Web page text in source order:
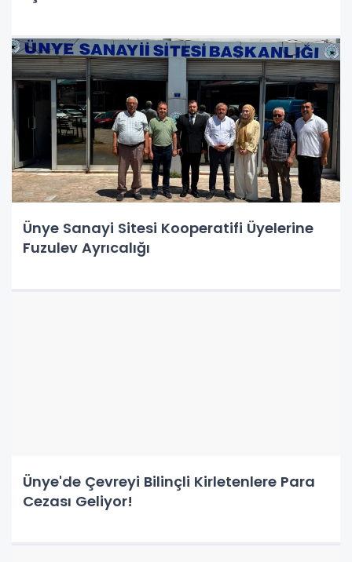
Ünye Sanayi Sitesi Kooperatifi Üyelerine
Fuzulev Ayrıcalığı
Ünye'de Çevreyi Bilinçli Kirletenlere Para
Cezası Geliyor!